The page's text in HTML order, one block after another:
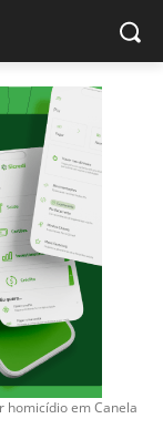
em Canela